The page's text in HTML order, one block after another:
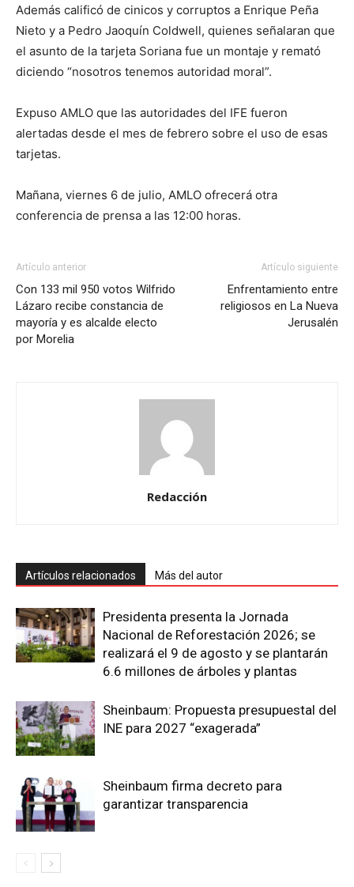
Además calificó de cinicos y corruptos a Enrique Peña
Nieto y a Pedro Jaoquín Coldwell, quienes señalaran que
el asunto de la tarjeta Soriana fue un montaje y remató
diciendo “nosotros tenemos autoridad moral”.
Expuso AMLO que las autoridades del IFE fueron
alertadas desde el mes de febrero sobre el uso de esas
tarjetas.
Mañana, viernes 6 de julio, AMLO ofrecerá otra
conferencia de prensa a las 12:00 horas.
Artículo anterior
Con 133 mil 950 votos Wilfrido
Lázaro recibe constancia de
mayoría y es alcalde electo
por Morelia
Artículo siguiente
Enfrentamiento entre
religiosos en La Nueva
Jerusalén
Redacción
Artículos relacionados Más del autor
Presidenta presenta la Jornada
Nacional de Reforestación 2026; se
realizará el 9 de agosto y se plantarán
6.6 millones de árboles y plantas
Sheinbaum: Propuesta presupuestal del
INE para 2027 “exagerada”
Sheinbaum firma decreto para
garantizar transparencia